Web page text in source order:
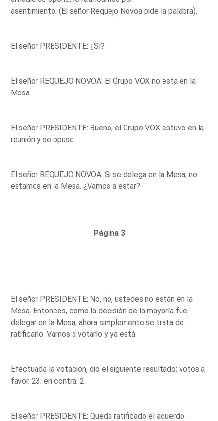
asentimiento. (El señor Requejo Novoa pide la palabra).
El señor PRESIDENTE: ¿Sí?
El señor REQUEJO NOVOA: El Grupo VOX no está en la
Mesa.
El señor PRESIDENTE: Bueno, el Grupo VOX estuvo en la
reunión y se opuso.
El señor REQUEJO NOVOA: Si se delega en la Mesa, no
estamos en la Mesa. ¿Vamos a estar?
Página 3
El señor PRESIDENTE: No, no, ustedes no están en la
Mesa. Entonces, como la decisión de la mayoría fue
delegar en la Mesa, ahora simplemente se trata de
ratificarlo. Vamos a votarlo y ya está.
Efectuada la votación, dio el siguiente resultado: votos a
favor, 23; en contra, 2.
El señor PRESIDENTE: Queda ratificado el acuerdo.